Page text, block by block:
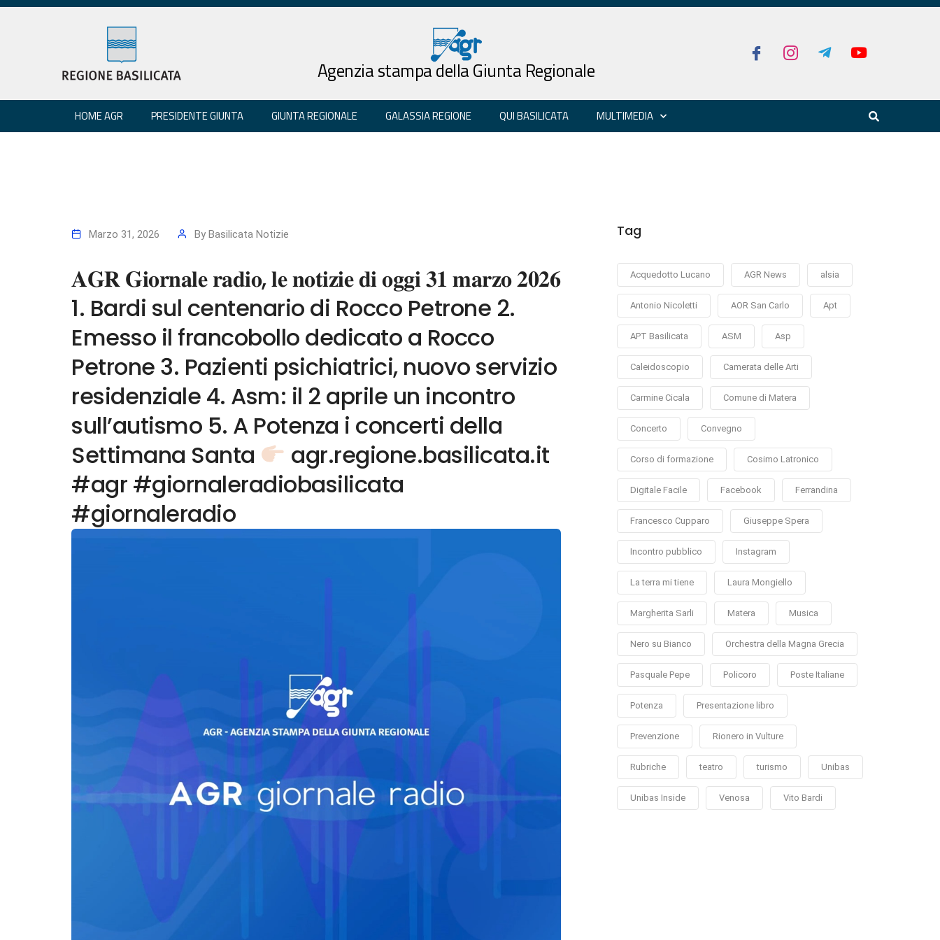
Agenzia stampa della Giunta Regionale
HOME AGR PRESIDENTE GIUNTA GIUNTA REGIONALE GALASSIA REGIONE QUI BASILICATA MULTIMEDIA
Marzo 31, 2026 By Basilicata Notizie
𝐀𝐆𝐑 𝐆𝐢𝐨𝐫𝐧𝐚𝐥𝐞 𝐫𝐚𝐝𝐢𝐨, 𝐥𝐞 𝐧𝐨𝐭𝐢𝐳𝐢𝐞 𝐝𝐢 𝐨𝐠𝐠𝐢 𝟑𝟏 𝐦𝐚𝐫𝐳𝐨 𝟐𝟎𝟐𝟔
1. Bardi sul centenario di Rocco Petrone 2.
Emesso il francobollo dedicato a Rocco
Petrone 3. Pazienti psichiatrici, nuovo servizio
residenziale 4. Asm: il 2 aprile un incontro
sull’autismo 5. A Potenza i concerti della
Settimana Santa
agr.regione.basilicata.it
#agr #giornaleradiobasilicata
#giornaleradio
Tag
Acquedotto Lucano AGR News alsia
Antonio Nicoletti AOR San Carlo Apt
APT Basilicata ASM Asp
Caleidoscopio Camerata delle Arti
Carmine Cicala Comune di Matera
Concerto Convegno
Corso di formazione Cosimo Latronico
Digitale Facile Facebook Ferrandina
Francesco Cupparo Giuseppe Spera
Incontro pubblico Instagram
La terra mi tiene Laura Mongiello
Margherita Sarli Matera Musica
Nero su Bianco Orchestra della Magna Grecia
Pasquale Pepe Policoro Poste Italiane
Potenza Presentazione libro
Prevenzione Rionero in Vulture
Rubriche teatro turismo Unibas
Unibas Inside Venosa Vito Bardi